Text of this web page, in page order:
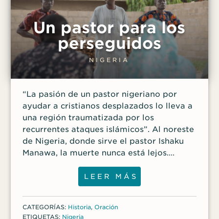
problema”. Cuando el hermano mayor de
Abdullahi, Umaru, supo del regreso de
Abdullahi a Nigeria, fue a visitar a su
hermano. Pero no fue un feliz reencuentro;
Umaru se enojó cuando se enteró que
Abdullahi y su familia se habían
convertido al cristianismo. Como
hermano menor asistiera a la iglesia cinco
días a la semana. “Su hermano mayor
salía cada vez que
Un pastor para los
perseguidos
NIGERIA
“La pasión de un pastor nigeriano por
ayudar a cristianos desplazados lo lleva a
una región traumatizada por los
recurrentes ataques islámicos”. Al noreste
de Nigeria, donde sirve el pastor Ishaku
Manawa, la muerte nunca está lejos.
“Conozco a muchos que Boko Haram ha
matado o secuestrado —afirmó—. No
puedo contar el número de personas
En 2014, el grupo extremista islámico
LEER MÁS
CATEGORÍAS: Historia, Oración
ETIQUETAS: Nigeria